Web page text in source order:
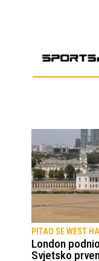
PITAO SE WEST
London
Svjetsko